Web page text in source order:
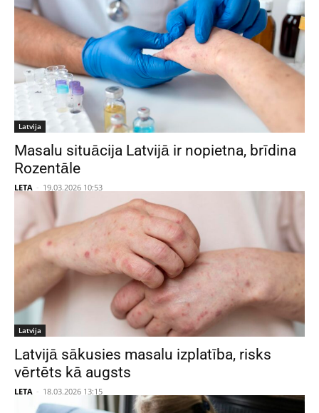
Latvija
Masalu situācija Latvijā ir nopietna, brīdina
Rozentāle
LETA - 19.03.2026 10:53
Latvija
Latvijā sākusies masalu izplatība, risks
vērtēts kā augsts
LETA - 18.03.2026 13:15